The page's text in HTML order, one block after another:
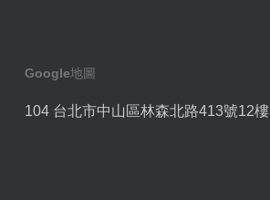
Google地圖
104 台北市中山區林森北路413號12樓